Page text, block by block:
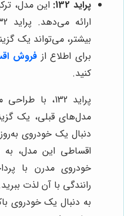
پراید 132:
بیشتر، می‌تواند یک
برای اطلاع از فروش
کنید.
پراید 132، با
مدل‌های قبلی، یک
دنبال یک خودروی
اقساطی این مدل،
خودروی مدرن با
رانندگی با آن لذت
به دنبال یک خودروی